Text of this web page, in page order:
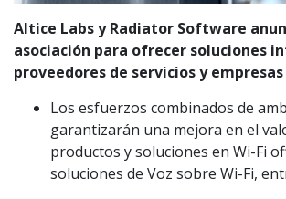
Altice Labs y Radiator Software
asociación para ofrecer soluciones
proveedores de servicios y empresas
Los esfuerzos combinados de
garantizarán una mejora en el
productos y soluciones en Wi-Fi
soluciones de Voz sobre Wi-Fi,